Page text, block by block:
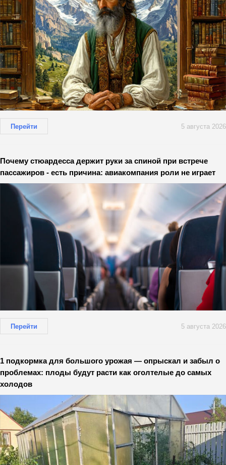
Перейти 5 августа 2026
Почему стюардесса держит руки за спиной при встрече
пассажиров - есть причина: авиакомпания роли не играет
Перейти 5 августа 2026
1 подкормка для большого урожая — опрыскал и забыл о
проблемах: плоды будут расти как оголтелые до самых
холодов